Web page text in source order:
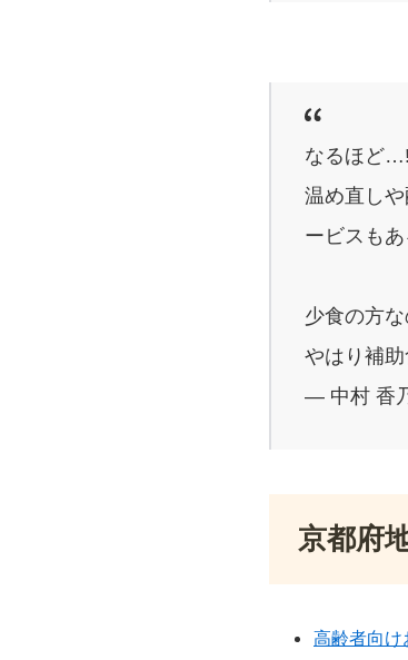
なるほど
温め直し
ービスも
少食の方
やはり補
— 中村 香
京都府
高齢者向け